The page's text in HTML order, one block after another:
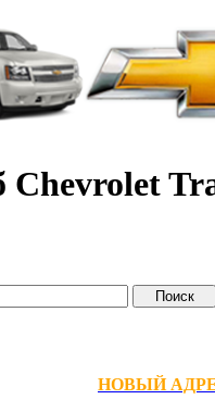
Chevrolet
НОВЫЙ АДРЕС